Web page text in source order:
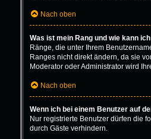
Nach oben
Was ist mein Rang und wie kann
Ränge, die unter Ihrem
Ranges nicht direkt ändern, da sie
Moderator oder Administrator wird
Nach oben
Wenn ich bei einem Benutzer auf
Nur registrierte Benutzer dürfen die
durch Gäste verhindern.